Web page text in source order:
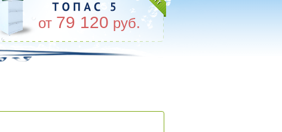
от 79 120 руб.